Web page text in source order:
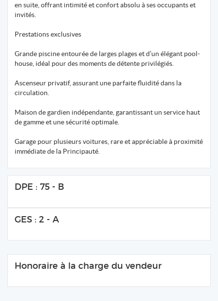
en suite, offrant intimité et confort absolu à ses occupants et
invités.
Prestations exclusives
Grande piscine entourée de larges plages et d’un élégant pool-
house, idéal pour des moments de détente privilégiés.
Ascenseur privatif, assurant une parfaite fluidité dans la
circulation.
Maison de gardien indépendante, garantissant un service haut
de gamme et une sécurité optimale.
Garage pour plusieurs voitures, rare et appréciable à proximité
immédiate de la Principauté.
DPE : 75 - B
GES : 2 - A
Honoraire à la charge du vendeur